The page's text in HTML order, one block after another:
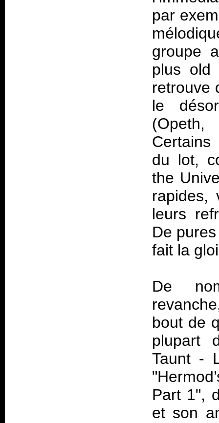
par
groupe
plus old
retrouve
le
du lot,
the
rapides,
leurs
De
fait la
De
bout de
plupart
Taunt -
Part 1",
et son